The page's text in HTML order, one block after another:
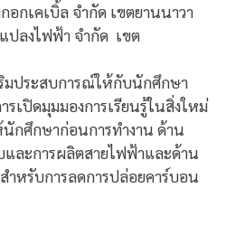
อกเคเบิ้ล จำกัด เขตยานนาวา
ลงไฟฟ้า จำกัด เขต
มประสบการณ์ให้กับนักศึกษา
เปิดมุมมองการเรียนรู้ในสิ่งใหม่
นักศึกษาก่อนการทำงาน ด้าน
ละการผลิตสายไฟฟ้าและด้าน
หรับการลดการปล่อยคาร์บอน